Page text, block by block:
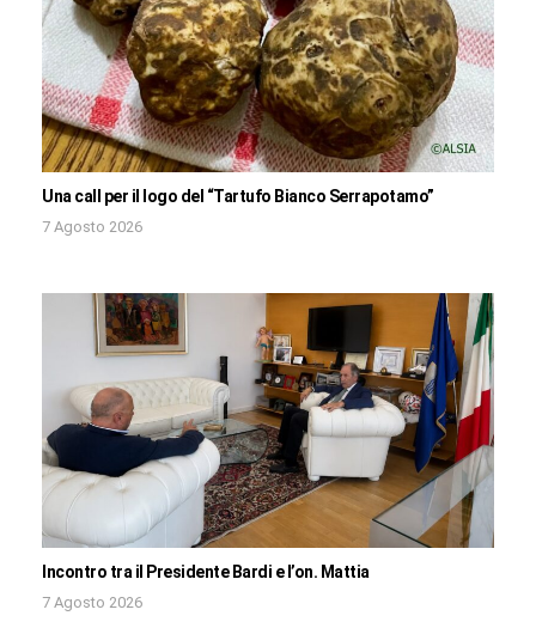
Una call per il logo del “Tartufo Bianco Serrapotamo”
7 Agosto 2026
Incontro tra il Presidente Bardi e l’on. Mattia
7 Agosto 2026